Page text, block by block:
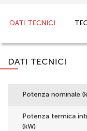
DATI TECNICI
DATI TECNICI
Potenza nominale
Potenza termica
(kW)